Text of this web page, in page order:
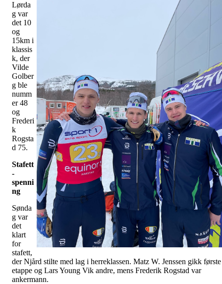
Lørda
g var
det 10
og
15km i
klassis
k, der
Vilde
Golber
g ble
numm
er 48
og
Frederi
k
Rogsta
d 75.
Stafett
-
spenni
ng
Sønda
g var
det
klart
for
stafett,
der Njård stilte med lag i herreklassen. Matz W. Jenssen gikk første
etappe og Lars Young Vik andre, mens Frederik Rogstad var
ankermann.